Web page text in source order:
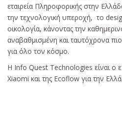
εταιρεία Πληροφορικής στην
την τεχνολογική υπεροχή, το
οικολογία, κάνοντας την
αναβαθμισμένη και ταυτόχρονα
για όλο τον κόσμο.
H Info Quest Technologies είναι ο
Xiaomi και της Ecoflow για την